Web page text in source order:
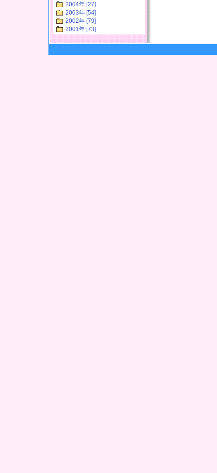
2004年 [27]
2003年 [54]
2002年 [79]
2001年 [73]